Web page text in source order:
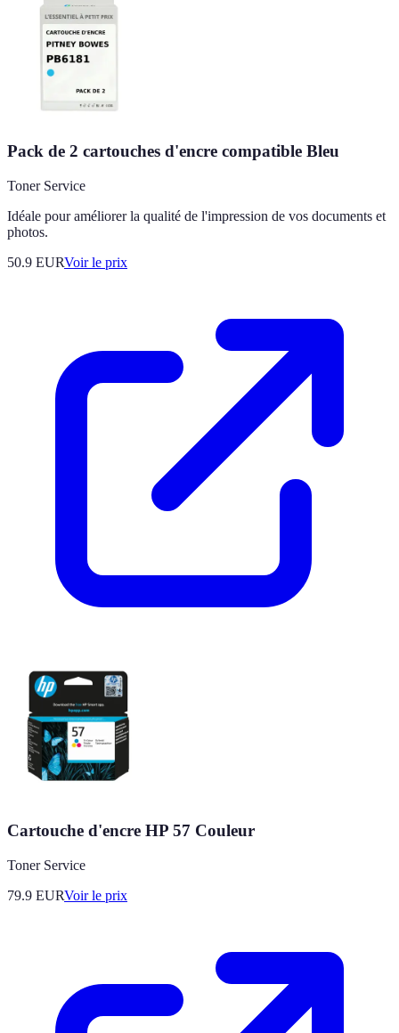
Pack de 2 cartouches d'encre compatible Bleu
Toner Service
Idéale pour améliorer la qualité de l'impression de vos documents et
photos.
50.9 EURVoir le prix
Cartouche d'encre HP 57 Couleur
Toner Service
79.9 EURVoir le prix